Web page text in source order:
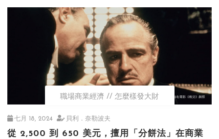
職場商業經濟 怎麼樣發大財
七月 18, 2024 貝利．奈勒波夫
從 2,500 到 650 美元，擅用「分餅法」在商業